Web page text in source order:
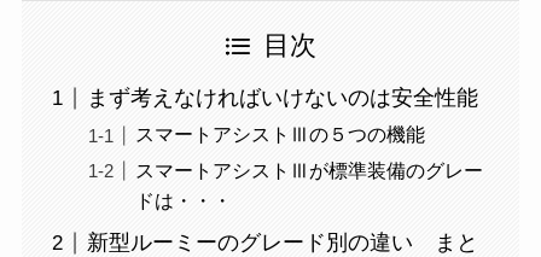
目次
まず考えなければいけないのは安全性能
スマートアシストⅢの５つの機能
スマートアシストⅢが標準装備のグレー
ドは・・・
新型ルーミーのグレード別の違い まと